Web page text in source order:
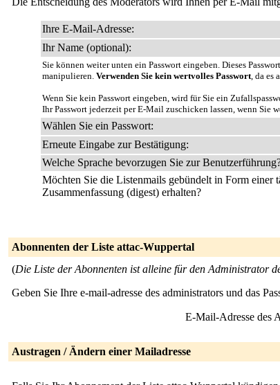
Ihre E-Mail-Adresse:
Ihr Name (optional):
Sie können weiter unten ein Passwort eingeben. Dieses
manipulieren. Verwenden Sie kein wertvolles Passwort, da es
Wenn Sie kein Passwort eingeben, wird für Sie ein
Ihr Passwort jederzeit per E-Mail zuschicken lassen, wenn
Wählen Sie ein Passwort:
Erneute Eingabe zur Bestätigung:
Welche Sprache bevorzugen Sie zur
Möchten Sie die Listenmails gebündelt in Form einer
Zusammenfassung (digest) erhalten?
Abonnenten der Liste attac-Wuppertal
(Die Liste der Abonnenten ist alleine für den Administrator
Geben Sie Ihre e-mail-adresse des administrators und das
E-Mail-Adresse des
Austragen / Ändern einer Mailadresse